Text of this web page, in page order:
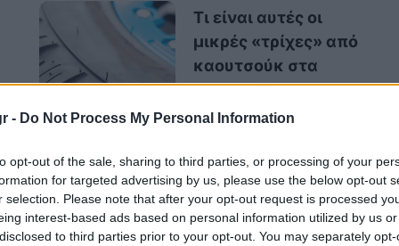
- Do Not Process My Personal Information
opt-out of the sale, sharing to third parties, or processing of your
for targeted advertising by us, please use the below opt-out
selection. Please note that after your opt-out request is processed
interest-based ads based on personal information utilized by us
to third parties prior to your opt-out. You may separately
Τι είναι αυτές οι
μικρές «τρίχες» από
καουτσούκ στα
ελαστικά των
αυτοκινήτων;
από φωτιά κοντά ή από τον